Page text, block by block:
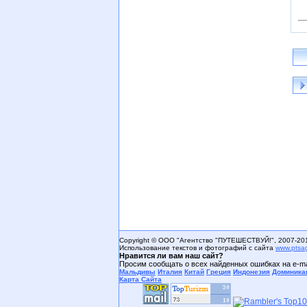
Copyright © ООО "Агентство "ПУТЕШЕСТВУЙ!", 2007-
Использование текстов и фотографий с сайта
Нравится ли вам наш сайт?
Просим сообщать о всех найденных ошибках на e-
Мальдивы Италия Китай Греция Индонезия
Карта Сайта